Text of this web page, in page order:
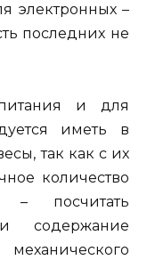
электронных –
последних не
и для
иметь в
так как с их
количество
– посчитать
содержание